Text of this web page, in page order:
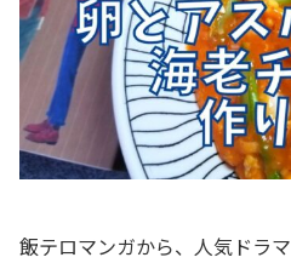
飯テロマンガから、人気ドラ